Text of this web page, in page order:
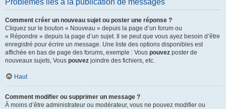
Problèmes liés à la publication de messages
Comment créer un nouveau sujet ou poster une réponse ?
Cliquez sur le bouton « Nouveau » depuis la page d’un forum ou
« Répondre » depuis la page d’un sujet. Il se peut que vous ayez besoin d’être
enregistré pour écrire un message. Une liste des options disponibles est
affichée en bas de page des forums, exemple : Vous pouvez poster de
nouveaux sujets, Vous pouvez joindre des fichiers, etc.
Haut
Comment modifier ou supprimer un message ?
À moins d’être administrateur ou modérateur, vous ne pouvez modifier ou